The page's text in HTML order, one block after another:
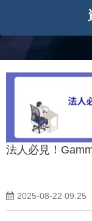
法人必見！
2025-08-22 09:25